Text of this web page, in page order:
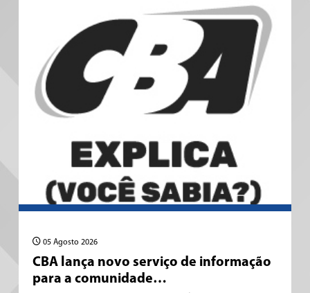
05 Agosto 2026
CBA lança novo serviço de informação
para a comunidade…